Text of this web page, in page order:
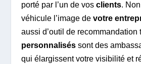
porté par l’un de vosclients.
véhicule l’image devotre
aussi d’outil de
personnalisés sont des
qui élargissent votre visibilité et